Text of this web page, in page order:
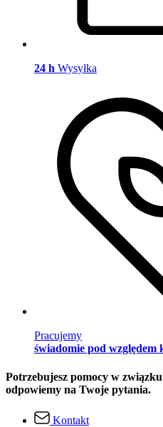
24 h Wysyłka
Pracujemy
świadomie pod względem
Potrzebujesz pomocy w
odpowiemy na Twoje pytania.
Kontakt